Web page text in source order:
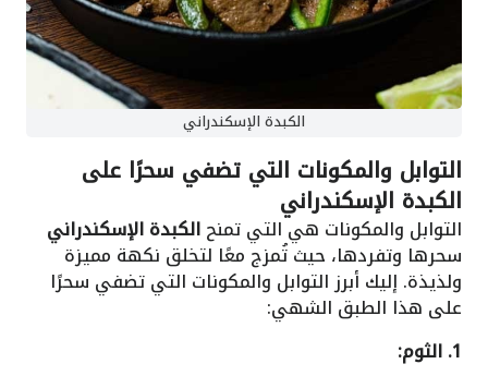
الكبدة الإسكندراني
التوابل والمكونات التي تضفي سحرًا على
الكبدة الإسكندراني
التوابل والمكونات هي التي تمنحالكبدة الإسكندراني
سحرها وتفردها، حيث تُمزج معًا لتخلق نكهة مميزة
ولذيذة. إليك أبرز التوابل والمكونات التي تضفي سحرًا
على هذا الطبق الشهي:
1. الثوم: